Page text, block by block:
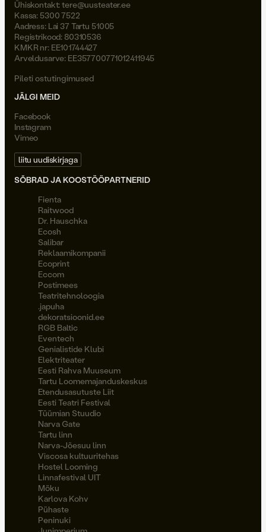
Ühiskontakt:tere@uusteater.ee
Kassa: 5300 7522
Aadress: Lai 37 Tartu 51005
Registrikood: 80310536
KMKR nr: EE101744427
Arveldusarve: EE357700771012411945
Pileti ostutingimused
JÄLGI MEID
Facebook
Instagram
Vimeo
liitu uudiskirjaga
SÕBRAD JA KOOSTÖÖPARTNERID
Fienta
Raitwood
Dr. Hauschka
Ecosh
Salibar
Reklaamikompanii
Ecoprint
Eccom
Postimees
Teatritehnoloogia
.japuha
dekoratsioonid.ee
RGB Baltic
Eventech
Genialistide Klubi
Elektriteater
Eesti Rahva Muuseum
Tartu Loomemajanduskeskus
Etendusasutuste Liit
Eesti Teatri Festival
Tüümian Stuudio
Narva Gate
Tartu linn
Narva-Jõesuu linn
Viscosa kultuuritehas
Hostel Looming
Linnafestival UIT
Möku
Karlova Kohv
Pühaste
Peninuki